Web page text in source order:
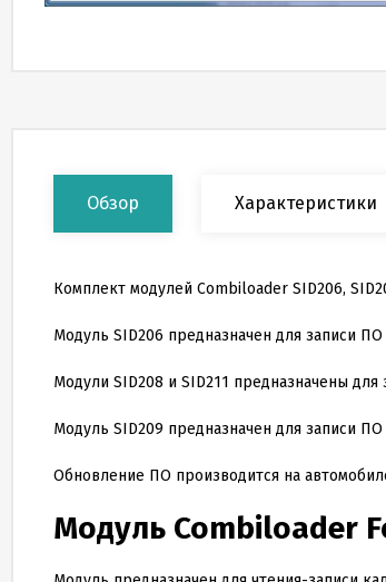
Обзор Характеристики
Комплект модулей Combiloader SID206,
Модуль SID206 предназначен для записи
Модули SID208 и SID211 предназначены
Модуль SID209 предназначен для записи
Обновление ПО производится на
Модуль Combiloader